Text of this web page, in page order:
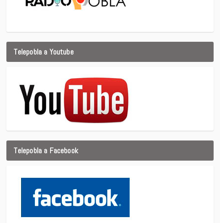
Telepobla a Youtube
Telepobla a Facebook